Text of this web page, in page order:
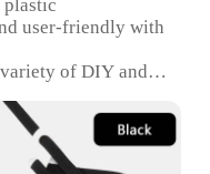
user-friendly with
of DIY and
and reliable for
a complete set of